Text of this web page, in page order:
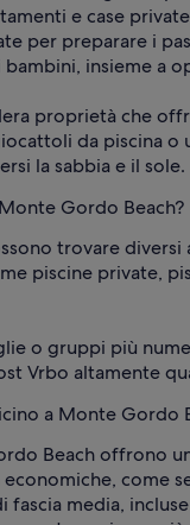
e case
per preparare i
insieme a
proprietà che
da piscina
la sabbia e il sole.
Gordo Beach?
trovare
piscine private,
o gruppi più
Vrbo altamente
a Monte Gordo
Beach offrono
come
media,